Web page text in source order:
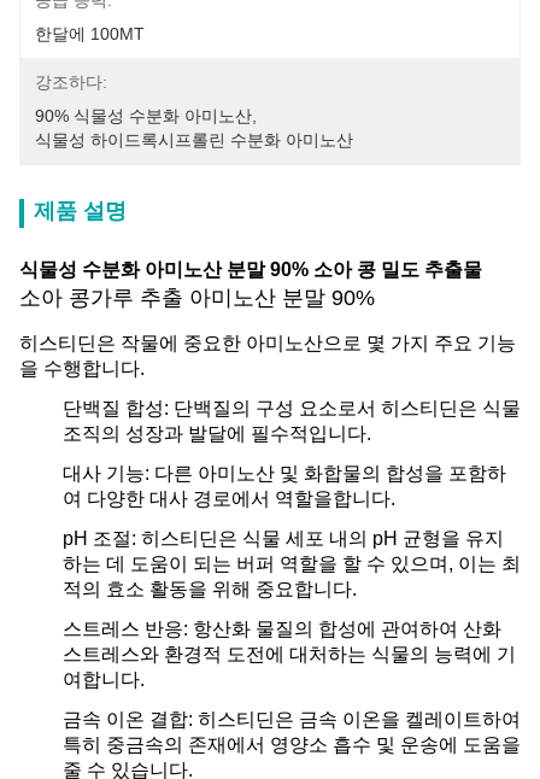
한달에 100MT
강조하다:
90% 식물성 수분화 아미노산
식물성 하이드록시프롤린 수분화 아미노산
제품 설명
식물성 수분화 아미노산 분말 90% 소아 콩 밀도 추출물
소아 콩가루 추출 아미노산 분말 90%
히스티딘은 작물에 중요한 아미노산으로 몇 가지 주요 기능
을 수행합니다.
단백질 합성: 단백질의 구성 요소로서 히스티딘은 식물
조직의 성장과 발달에 필수적입니다.
대사 기능: 다른 아미노산 및 화합물의 합성을 포함하
여 다양한 대사 경로에서 역할을합니다.
pH 조절: 히스티딘은 식물 세포 내의 pH 균형을 유지
하는 데 도움이 되는 버퍼 역할을 할 수 있으며, 이는 최
적의 효소 활동을 위해 중요합니다.
스트레스 반응: 항산화 물질의 합성에 관여하여 산화
스트레스와 환경적 도전에 대처하는 식물의 능력에 기
여합니다.
금속 이온 결합: 히스티딘은 금속 이온을 켈레이트하여
특히 중금속의 존재에서 영양소 흡수 및 운송에 도움을
줄 수 있습니다.